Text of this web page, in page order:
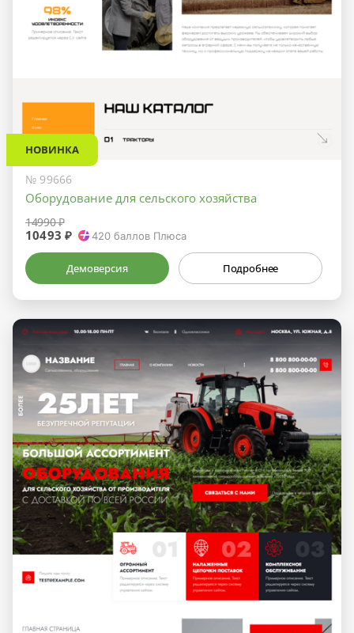
НОВИНКА
№ 99666
Оборудование для сельского хозяйства
14990 ₽
10493 ₽ 420 баллов Плюса
Демоверсия Подробнее